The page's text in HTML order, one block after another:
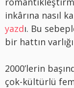
inkârına nasıl
yazdı. Bu
bir hattın
2000’lerin
çok-kültürlü